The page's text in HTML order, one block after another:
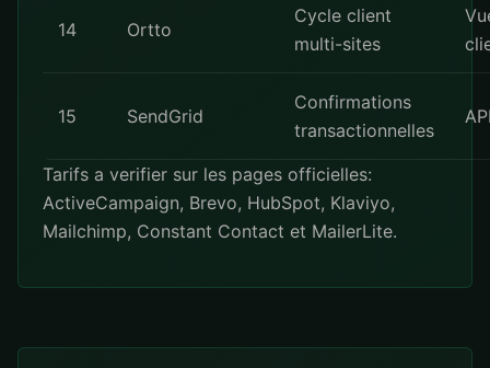
14 Ortto
Cycle client
multi-sites
15 SendGrid
Confirmations
transactionnelles
Tarifs a verifier sur les pages officielles:
ActiveCampaign, Brevo, HubSpot, Klaviyo,
Mailchimp, Constant Contact et MailerLite.